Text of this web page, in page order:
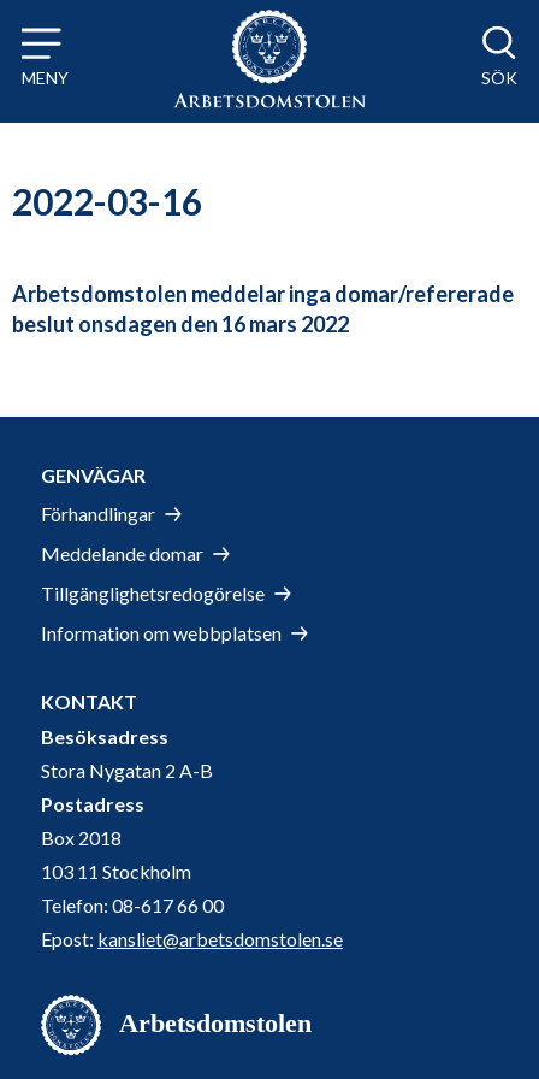
Till innehåll på sidan x
MENY SÖK
2022-03-16
Arbetsdomstolen meddelar inga domar/refererade
beslut onsdagen den 16 mars 2022
GENVÄGAR
Förhandlingar
Meddelande domar
Tillgänglighetsredogörelse
Information om webbplatsen
KONTAKT
Besöksadress
Stora Nygatan 2 A-B
Postadress
Box 2018
103 11 Stockholm
Telefon: 08-617 66 00
Epost: kansliet@arbetsdomstolen.se